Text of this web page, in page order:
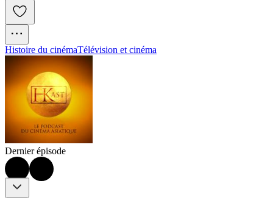
Histoire du cinémaTélévision et cinéma
Dernier épisode